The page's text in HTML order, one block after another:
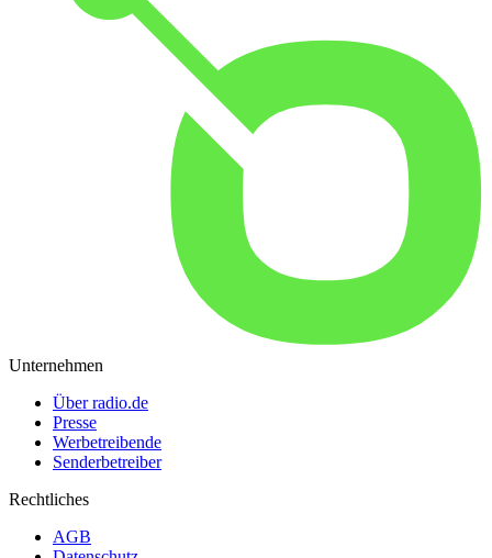
Unternehmen
Über radio.de
Presse
Werbetreibende
Senderbetreiber
Rechtliches
AGB